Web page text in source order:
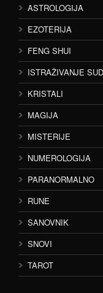
ASTROLOGIJA
EZOTERIJA
FENG SHUI
ISTRAŽIVANJE
KRISTALI
MAGIJA
MISTERIJE
NUMEROLOGIJA
PARANORMALNO
RUNE
SANOVNIK
SNOVI
TAROT